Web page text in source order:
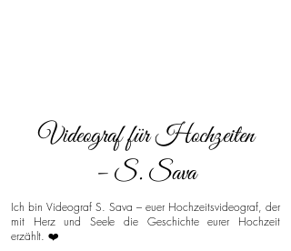
Videograf für Hochzeiten
– S. Sava
Ich bin Videograf S. Sava – euer Hochzeitsvideograf, der
mit Herz und Seele die Geschichte eurer Hochzeit
erzählt. ❤️